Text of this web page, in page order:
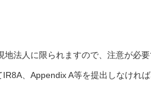
法人に限られますので、注意が必
、Appendix A等を提出しなけれ